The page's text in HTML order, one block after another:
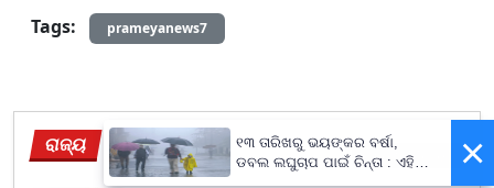
Tags: prameyanews7
ରାଜ୍ୟ View More ×
୧୩ ତାରିଖରୁ ଭୟଙ୍କର ବର୍ଷା,
ଡବଲ ଲଘୁଚାପ ପାଇଁ ଚିନ୍ତା : ଏହି